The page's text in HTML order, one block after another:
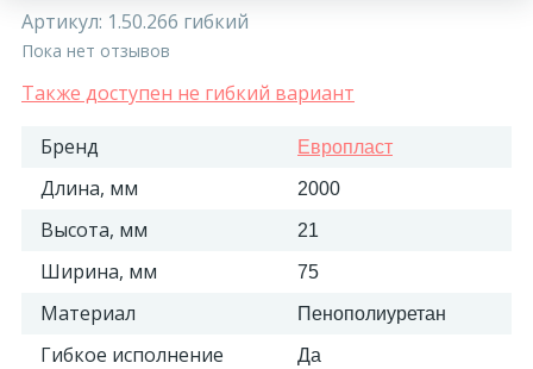
Артикул: 1.50.266 гибкий
Пока нет отзывов
Также доступен не гибкий вариант
Бренд Европласт
Длина, мм 2000
Высота, мм 21
Ширина, мм 75
Материал Пенополиуретан
Гибкое исполнение Да